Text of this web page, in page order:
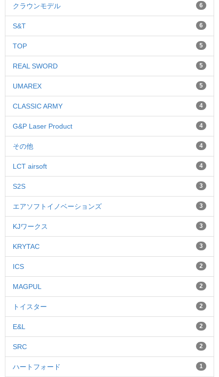
クラウンモデル 6
S&T 6
TOP 5
REAL SWORD 5
UMAREX 5
CLASSIC ARMY 4
G&P Laser Product 4
その他 4
LCT airsoft 4
S2S 3
エアソフトイノベーションズ 3
KJワークス 3
KRYTAC 3
ICS 2
MAGPUL 2
トイスター 2
E&L 2
SRC 2
ハートフォード 1